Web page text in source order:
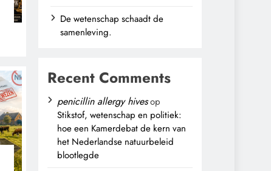
De wetenschap schaadt de
samenleving.
Recent Comments
penicillin allergy hivesop
Stikstof, wetenschap en politiek:
hoe een Kamerdebat de kern van
het Nederlandse natuurbeleid
blootlegde